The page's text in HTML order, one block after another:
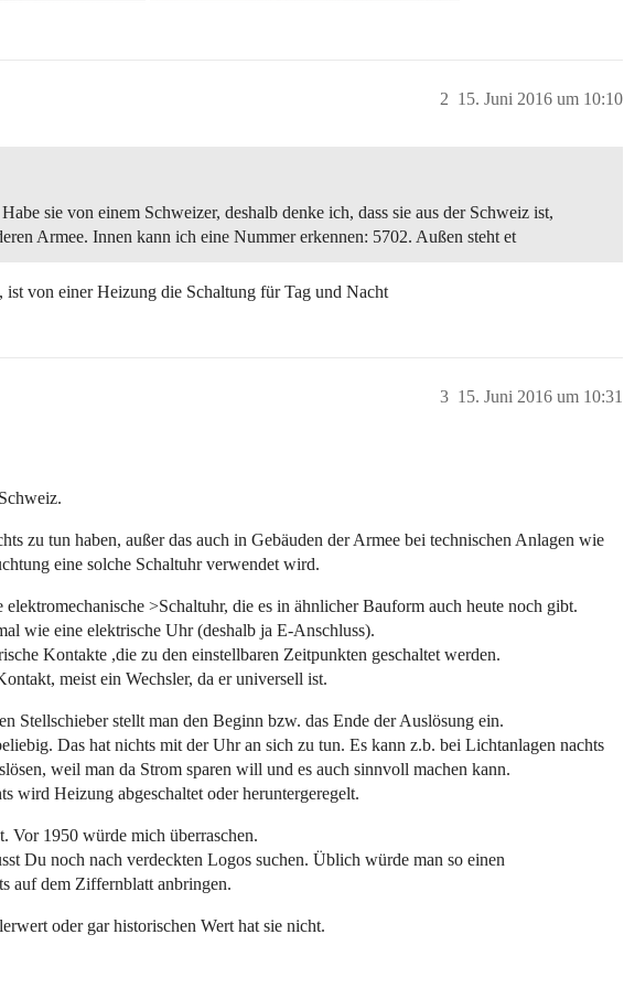
15. Juni 2016 um 10:10
2
sie von einem Schweizer, deshalb denke ich, dass sie aus der Schweiz ist,
Armee. Innen kann ich eine Nummer erkennen: 5702. Außen steht et
ist von einer Heizung die Schaltung für Tag und Nacht
15. Juni 2016 um 10:31
3
zu tun haben, außer das auch in Gebäuden der Armee bei technischen Anlagen wie
eine solche Schaltuhr verwendet wird.
elektromechanische >Schaltuhr, die es in ähnlicher Bauform auch heute noch gibt.
wie eine elektrische Uhr (deshalb ja E-Anschluss).
Kontakte ,die zu den einstellbaren Zeitpunkten geschaltet werden.
meist ein Wechsler, da er universell ist.
Stellschieber stellt man den Beginn bzw. das Ende der Auslösung ein.
Das hat nichts mit der Uhr an sich zu tun. Es kann z.b. bei Lichtanlagen nachts
weil man da Strom sparen will und es auch sinnvoll machen kann.
wird Heizung abgeschaltet oder heruntergeregelt.
Vor 1950 würde mich überraschen.
Du noch nach verdeckten Logos suchen. Üblich würde man so einen
auf dem Ziffernblatt anbringen.
oder gar historischen Wert hat sie nicht.